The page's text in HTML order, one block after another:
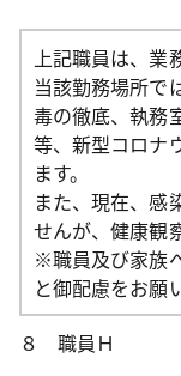
上記職員は、業
当該勤務場所で
毒の徹底、執務
等、新型コロナ
ます。
また、現在、感
せんが、健康観
※職員及び家族
と御配慮をお願
８ 職員Ｈ